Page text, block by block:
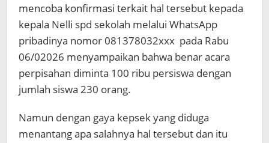
mencoba konfirmasi terkait hal tersebut kepada
kepala Nelli spd sekolah melalui WhatsApp
pribadinya nomor 081378032xxx pada Rabu
06/02026 menyampaikan bahwa benar acara
perpisahan diminta 100 ribu persiswa dengan
jumlah siswa 230 orang.
Namun dengan gaya kepsek yang diduga
menantang apa salahnya hal tersebut dan itu